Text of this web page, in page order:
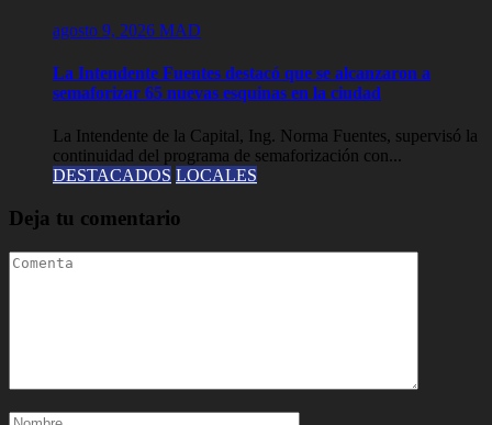
agosto 9, 2026 MAD
La Intendente Fuentes destacó que se alcanzaron a
semaforizar 65 nuevas esquinas en la ciudad
La Intendente de la Capital, Ing. Norma Fuentes, supervisó la
continuidad del programa de semaforización con...
DESTACADOS LOCALES
Deja tu comentario